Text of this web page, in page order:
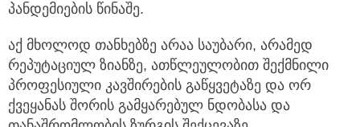
პანდემიების წინაშე.
აქ მხოლოდ თანხებზე არაა საუბარი, არამედ
რეპუტაციულ ზიანზე, ათწლეულობით შექმნილი
პროფესიული კავშირების გაწყვეტაზე და ორ
ქვეყანას შორის გამყარებულ ნდობასა და